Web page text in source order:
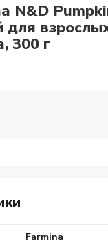
N&D
для
300 г
Farmina